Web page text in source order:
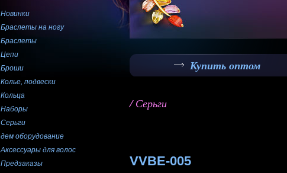
Новинки
Браслеты на ногу
Браслеты
Цепи
Броши
Колье, подвески
Кольца
Наборы
Серьги
дем оборудование
Аксессуары для волос
Предзаказы
Купить оптом
/ Серьги
VVBE-005